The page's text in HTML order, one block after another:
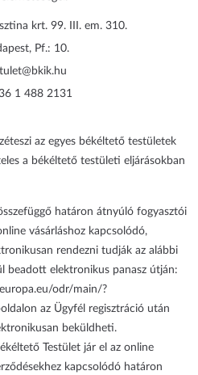
krt. 99. III. em. 310.
Pf.: 10.
1 488 2131
az egyes békéltető testületek
a békéltető testületi eljárásokban
határon átnyúló fogyasztói
vásárláshoz kapcsolódó,
rendezni tudják az alábbi
beadott elektronikus panasz útján:
odr/main/?
az Ügyfél regisztráció után
beküldheti.
Testület jár el az online
kapcsolódó határon